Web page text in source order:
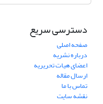
دسترسی سریع
صفحه اصلی
درباره نشریه
اعضای هیات تحریریه
ارسال مقاله
تماس با ما
نقشه سایت